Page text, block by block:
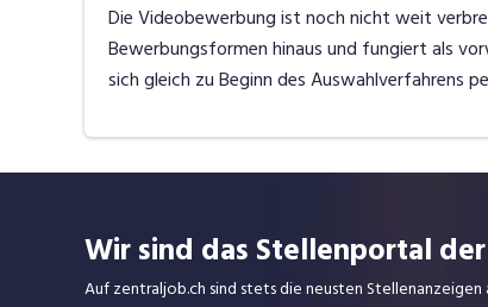
Die Videobewerbung ist noch nicht weit
Bewerbungsformen hinaus und fungiert als
sich gleich zu Beginn des Auswahlverfahrens
Wir sind das Stellenportal
Auf zentraljob.ch sind stets die neusten